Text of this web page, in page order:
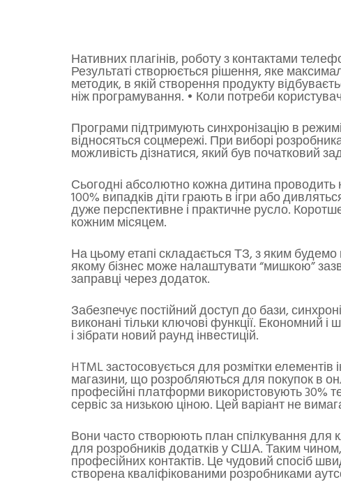
Нативних плагінів, роботу з контактами
Результаті створюється рішення, яке
методик, в якій створення продукту
ніж програмування. • Коли потреби
Програми підтримують синхронізацію в
відносяться соцмережі. При виборі
можливість дізнатися, який був початковий
Сьогодні абсолютно кожна дитина проводить
100% випадків діти грають в ігри або
дуже перспективне і практичне русло.
кожним місяцем.
На цьому етапі складається ТЗ, з яким
якому бізнес може налаштувати “мишкою”
заправці через додаток.
Забезпечує постійний доступ до бази,
виконані тільки ключові функції. Економний
і зібрати новий раунд інвестицій.
HTML застосовується для розмітки
магазини, що розробляються для покупок в
професійні платформи використовують 30%
сервіс за низькою ціною. Цей варіант не
Вони часто створюють план спілкування для
для розробників додатків у США. Таким
професійних контактів. Це чудовий спосіб
створена кваліфікованими розробниками